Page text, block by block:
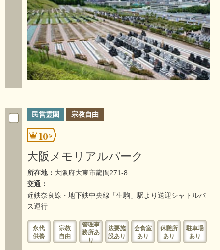
民営霊園 宗教自由
10
大阪メモリアルパーク
所在地： 大阪府大東市龍間271-8
交通：
近鉄奈良線・地下鉄中央線「生駒」駅より送迎シャトルバ
ス運行
永代
供養
宗教
自由
管理事
務所あ
り
法要施
設あり
会食室
あり
休憩所
あり
駐車場
あり